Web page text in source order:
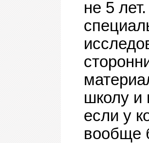
не 5
школу и
если у
вообще